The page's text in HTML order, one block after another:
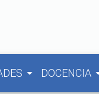
arrow_drop_down DOCENCIA